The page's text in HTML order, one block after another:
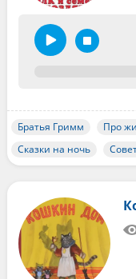
Братья Гримм Про
Сказки на ночь